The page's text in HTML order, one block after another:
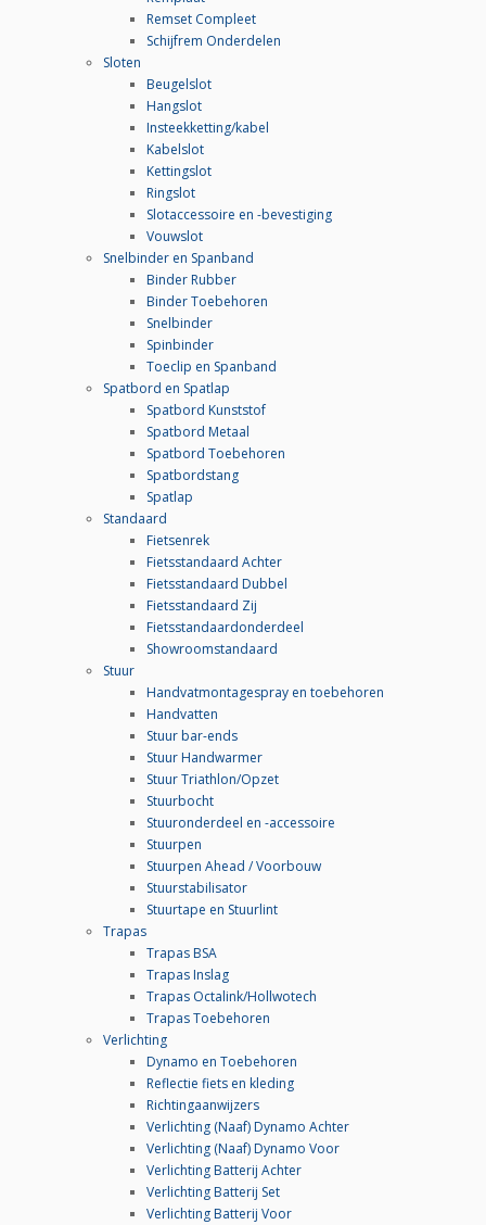
Remset Compleet
Schijfrem Onderdelen
Sloten
Beugelslot
Hangslot
Insteekketting/kabel
Kabelslot
Kettingslot
Ringslot
Slotaccessoire en -bevestiging
Vouwslot
Snelbinder en Spanband
Binder Rubber
Binder Toebehoren
Snelbinder
Spinbinder
Toeclip en Spanband
Spatbord en Spatlap
Spatbord Kunststof
Spatbord Metaal
Spatbord Toebehoren
Spatbordstang
Spatlap
Standaard
Fietsenrek
Fietsstandaard Achter
Fietsstandaard Dubbel
Fietsstandaard Zij
Fietsstandaardonderdeel
Showroomstandaard
Stuur
Handvatmontagespray en toebehoren
Handvatten
Stuur bar-ends
Stuur Handwarmer
Stuur Triathlon/Opzet
Stuurbocht
Stuuronderdeel en -accessoire
Stuurpen
Stuurpen Ahead / Voorbouw
Stuurstabilisator
Stuurtape en Stuurlint
Trapas
Trapas BSA
Trapas Inslag
Trapas Octalink/Hollwotech
Trapas Toebehoren
Verlichting
Dynamo en Toebehoren
Reflectie fiets en kleding
Richtingaanwijzers
Verlichting (Naaf) Dynamo Achter
Verlichting (Naaf) Dynamo Voor
Verlichting Batterij Achter
Verlichting Batterij Set
Verlichting Batterij Voor